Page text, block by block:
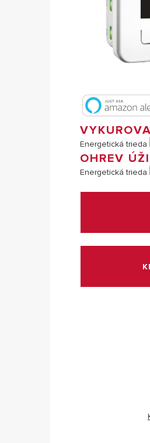
Energetická trieda
OHREV
Energetická trieda